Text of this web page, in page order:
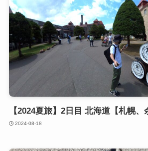
【2024夏旅】2日目 北海道【札幌、
2024-08-18